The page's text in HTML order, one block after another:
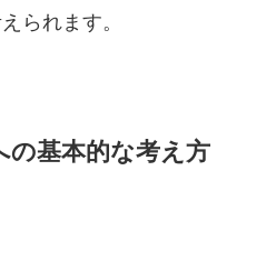
られます。
の基本的な考え方